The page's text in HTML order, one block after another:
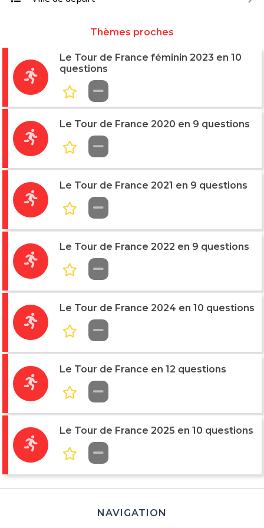
Thèmes proches
Le Tour de France féminin 2023 en 10
questions
Le Tour de France 2020 en 9 questions
Le Tour de France 2021 en 9 questions
Le Tour de France 2022 en 9 questions
Le Tour de France 2024 en 10 questions
Le Tour de France en 12 questions
Le Tour de France 2025 en 10 questions
NAVIGATION